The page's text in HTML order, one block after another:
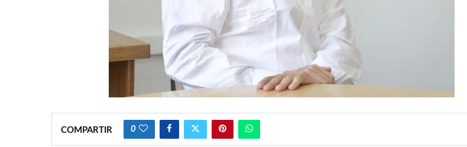
COMPARTIR 0